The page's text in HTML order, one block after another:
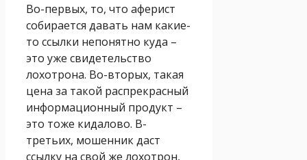
Во-первых, то, что аферист
собирается давать нам какие-
то ссылки непонятно куда –
это уже свидетельство
лохотрона. Во-вторых, такая
цена за такой распрекрасный
информационный продукт –
это тоже кидалово. В-
третьих, мошенник даст
ссылку на свой же лохотрон,